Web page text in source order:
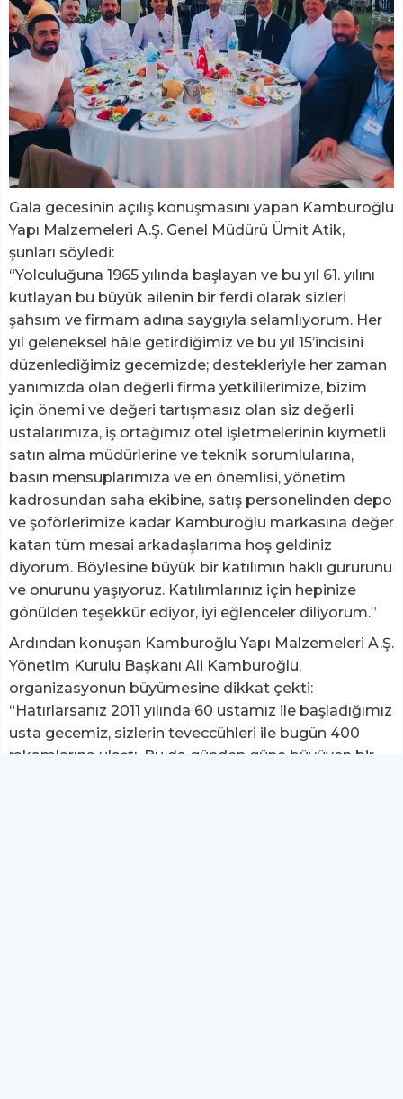
Gala gecesinin açılış konuşmasını yapan Kamburoğlu
Yapı Malzemeleri A.Ş. Genel Müdürü Ümit Atik,
şunları söyledi:
“Yolculuğuna 1965 yılında başlayan ve bu yıl 61. yılını
kutlayan bu büyük ailenin bir ferdi olarak sizleri
şahsım ve firmam adına saygıyla selamlıyorum. Her
yıl geleneksel hâle getirdiğimiz ve bu yıl 15’incisini
düzenlediğimiz gecemizde; destekleriyle her zaman
yanımızda olan değerli firma yetkililerimize, bizim
için önemi ve değeri tartışmasız olan siz değerli
ustalarımıza, iş ortağımız otel işletmelerinin kıymetli
satın alma müdürlerine ve teknik sorumlularına,
basın mensuplarımıza ve en önemlisi, yönetim
kadrosundan saha ekibine, satış personelinden depo
ve şoförlerimize kadar Kamburoğlu markasına değer
katan tüm mesai arkadaşlarıma hoş geldiniz
diyorum. Böylesine büyük bir katılımın haklı gururunu
ve onurunu yaşıyoruz. Katılımlarınız için hepinize
gönülden teşekkür ediyor, iyi eğlenceler diliyorum.”
Ardından konuşan Kamburoğlu Yapı Malzemeleri A.Ş.
Yönetim Kurulu Başkanı Ali Kamburoğlu,
organizasyonun büyümesine dikkat çekti:
“Hatırlarsanız 2011 yılında 60 ustamız ile başladığımız
usta gecemiz, sizlerin teveccühleri ile bugün 400
rakamlarına ulaştı. Bu da günden güne büyüyen bir